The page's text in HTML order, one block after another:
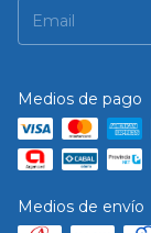
Medios de pago
Medios de envío